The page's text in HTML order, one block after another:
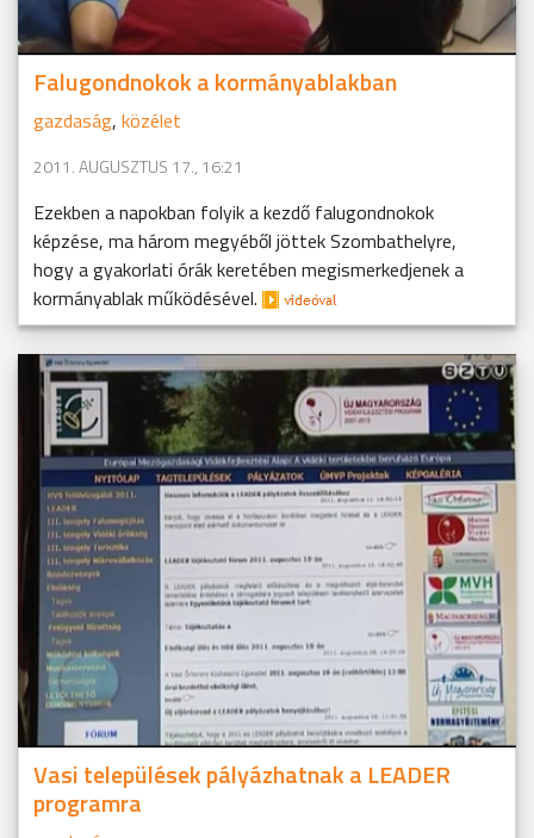
Falugondnokok a kormányablakban
gazdaság, közélet
2011. AUGUSZTUS 17., 16:21
Ezekben a napokban folyik a kezdő falugondnokok
képzése, ma három megyéből jöttek Szombathelyre,
hogy a gyakorlati órák keretében megismerkedjenek a
kormányablak működésével.
Vasi települések pályázhatnak a LEADER
programra